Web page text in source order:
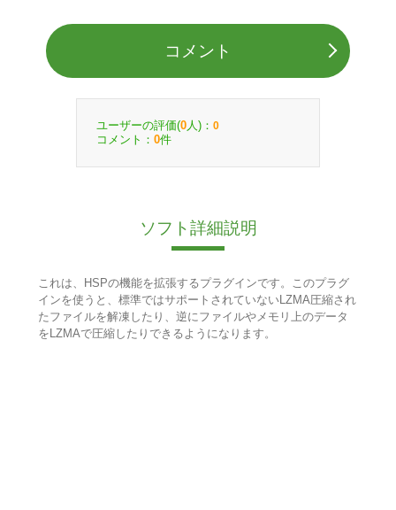
コメント
ユーザーの評価(0 人)： 0
コメント： 0件
ソフト詳細説明
これは、HSPの機能を拡張するプラグインです。このプラグ
インを使うと、標準ではサポートされていないLZMA圧縮され
たファイルを解凍したり、逆にファイルやメモリ上のデータ
をLZMAで圧縮したりできるようになります。